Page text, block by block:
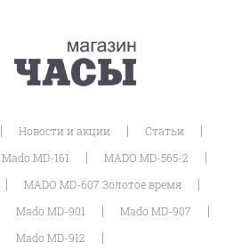
| Новости и акции | Статьи |
Mado MD-161 | MADO MD-565-2 |
| MADO MD-607 Золотое время |
Mado MD-901 | Mado MD-907 |
Mado MD-912 |